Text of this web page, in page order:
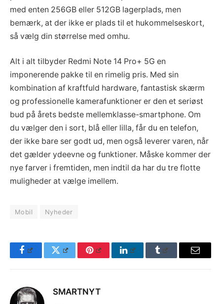
med enten 256GB eller 512GB lagerplads, men
bemærk, at der ikke er plads til et hukommelseskort,
så vælg din størrelse med omhu.
Alt i alt tilbyder Redmi Note 14 Pro+ 5G en
imponerende pakke til en rimelig pris. Med sin
kombination af kraftfuld hardware, fantastisk skærm
og professionelle kamerafunktioner er den et seriøst
bud på årets bedste mellemklasse-smartphone. Om
du vælger den i sort, blå eller lilla, får du en telefon,
der ikke bare ser godt ud, men også leverer varen, når
det gælder ydeevne og funktioner. Måske kommer der
nye farver i fremtiden, men indtil da har du tre flotte
muligheder at vælge imellem.
Mobil Nyheder
FacebookTwitter Pinterest LinkedInTumblr Email
SMARTNYT